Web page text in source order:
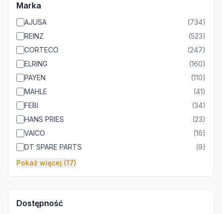
Marka
AJUSA (734)
REINZ
(523)
CORTECO
(247)
ELRING
(160)
PAYEN
(110)
MAHLE
(41)
FEBI
(34)
HANS PRIES
(23)
VAICO
(16)
DT SPARE PARTS
(9)
Pokaż więcej (17)
Dostępność